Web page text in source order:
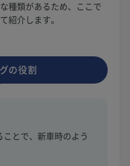
種類があるため、ここで
紹介します。
の役割
とで、新車時のよう